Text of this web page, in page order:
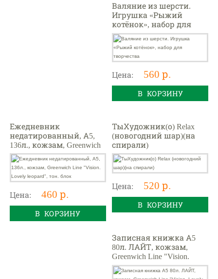
Валяние из шерсти.
Игрушка «Рыжий
котёнок», набор для
творчества
Цена: 560 р.
В КОРЗИНУ
Ежедневник
недатированный, А5,
136л., кожзам, Greenwich
Line "Vision. Lovely leopard",
тон. блок
Цена: 460 р.
В КОРЗИНУ
ТыХудожник(о) Relax
(новогодний шар)(на
спирали)
Цена: 520 р.
В КОРЗИНУ
Записная книжка А5
80л. ЛАЙТ, кожзам,
Greenwich Line "Vision.
Lovely leopard", тон. блок,
цв. срез